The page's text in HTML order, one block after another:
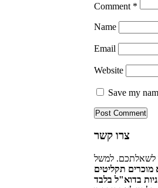
Comment *
Name
Email
Website
Save my
צרו קשר